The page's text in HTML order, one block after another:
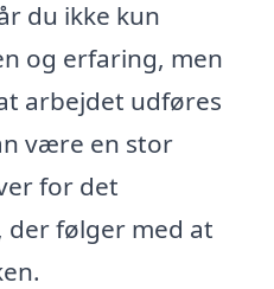
du ikke kun
og erfaring, men
arbejdet udføres
være en stor
for det
følger med at